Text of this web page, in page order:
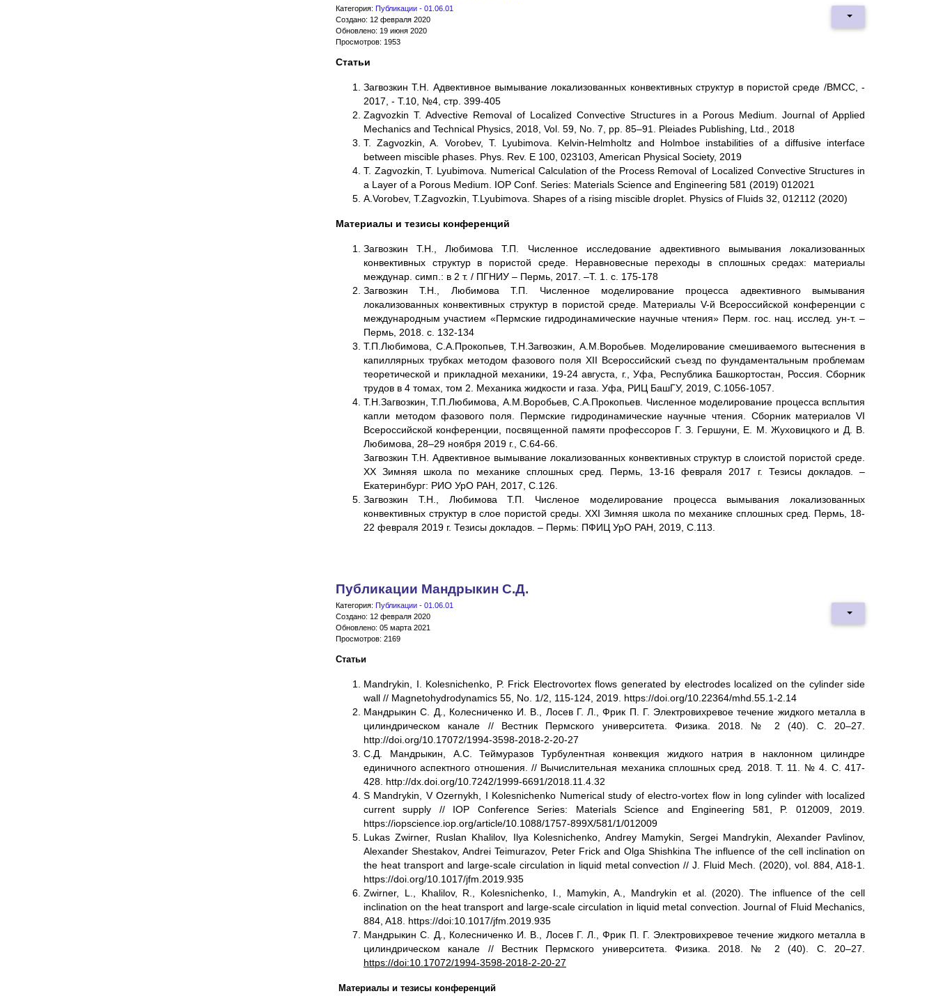
Категория: Публикации - 01.06.01
Создано: 12 февраля 2020
Обновлено: 19 июня 2020
Просмотров: 1953
Статьи
Загвозкин Т.Н. Адвективное вымывание локализованных конвективных структур в пористой среде /ВМСС, -
2017, - T.10, №4, стр. 399-405
Zagvozkin T. Advective Removal of Localized Convective Structures in a Porous Medium. Journal of Applied
Mechanics and Technical Physics, 2018, Vol. 59, No. 7, pp. 85–91. Pleiades Publishing, Ltd., 2018
T. Zagvozkin, A. Vorobev, T. Lyubimova. Kelvin-Helmholtz and Holmboe instabilities of a diffusive interface
between miscible phases. Phys. Rev. E 100, 023103, American Physical Society, 2019
T. Zagvozkin, T. Lyubimova. Numerical Calculation of the Process Removal of Localized Convective Structures in
a Layer of a Porous Medium. IOP Conf. Series: Materials Science and Engineering 581 (2019) 012021
A.Vorobev, T.Zagvozkin, T.Lyubimova. Shapes of a rising miscible droplet. Physics of Fluids 32, 012112 (2020)
Материалы и тезисы конференций
Загвозкин Т.Н., Любимова Т.П. Численное исследование адвективного вымывания локализованных
конвективных структур в пористой среде. Неравновесные переходы в сплошных средах: материалы
междунар. симп.: в 2 т. / ПГНИУ – Пермь, 2017. –Т. 1. с. 175-178
Загвозкин Т.Н., Любимова Т.П. Численное моделирование процесса адвективного вымывания
локализованных конвективных структур в пористой среде. Материалы V-й Всероссийской конференции с
международным участием «Пермские гидродинамические научные чтения» Перм. гос. нац. исслед. ун-т. –
Пермь, 2018. с. 132-134
Т.П.Любимова, С.А.Прокопьев, Т.Н.Загвозкин, А.М.Воробьев. Моделирование смешиваемого вытеснения в
капиллярных трубках методом фазового поля XII Всероссийский съезд по фундаментальным проблемам
теоретической и прикладной механики, 19-24 августа, г., Уфа, Республика Башкортостан, Россия. Сборник
трудов в 4 томах, том 2. Механика жидкости и газа. Уфа, РИЦ БашГУ, 2019, С.1056-1057.
Т.Н.Загвозкин, Т.П.Любимова, А.М.Воробьев, С.А.Прокопьев. Численное моделирование процесса всплытия
капли методом фазового поля. Пермские гидродинамические научные чтения. Сборник материалов VI
Всероссийской конференции, посвященной памяти профессоров Г. З. Гершуни, Е. М. Жуховицкого и Д. В.
Любимова, 28–29 ноября 2019 г., С.64-66.
Загвозкин Т.Н. Адвективное вымывание локализованных конвективных структур в слоистой пористой среде.
ХХ Зимняя школа по механике сплошных сред. Пермь, 13-16 февраля 2017 г. Тезисы докладов. –
Екатеринбург: РИО УрО РАН, 2017, С.126.
Загвозкин Т.Н., Любимова Т.П. Численое моделирование процесса вымывания локализованных
конвективных структур в слое пористой среды. ХХI Зимняя школа по механике сплошных сред. Пермь, 18-
22 февраля 2019 г. Тезисы докладов. – Пермь: ПФИЦ УрО РАН, 2019, С.113.
Публикации Мандрыкин С.Д.
Категория: Публикации - 01.06.01
Создано: 12 февраля 2020
Обновлено: 05 марта 2021
Просмотров: 2169
Статьи
Mandrykin, I. Kolesnichenko, P. Frick Electrovortex flows generated by electrodes localized on the cylinder side
wall // Magnetohydrodynamics 55, No. 1/2, 115-124, 2019. https://doi.org/10.22364/mhd.55.1-2.14
Мандрыкин С. Д., Колесниченко И. В., Лосев Г. Л., Фрик П. Г. Электровихревое течение жидкого металла в
цилиндрическом канале // Вестник Пермского университета. Физика. 2018. № 2 (40). С. 20–27.
http://doi.org/10.17072/1994-3598-2018-2-20-27
С.Д. Мандрыкин, А.С. Теймуразов Турбулентная конвекция жидкого натрия в наклонном цилиндре
единичного аспектного отношения. // Вычислительная механика сплошных сред. 2018. Т. 11. № 4. С. 417-
428. http://dx.doi.org/10.7242/1999-6691/2018.11.4.32
S Mandrykin, V Ozernykh, I Kolesnichenko Numerical study of electro-vortex flow in long cylinder with localized
current supply // IOP Conference Series: Materials Science and Engineering 581, P. 012009, 2019.
https://iopscience.iop.org/article/10.1088/1757-899X/581/1/012009
Lukas Zwirner, Ruslan Khalilov, Ilya Kolesnichenko, Andrey Mamykin, Sergei Mandrykin, Alexander Pavlinov,
Alexander Shestakov, Andrei Teimurazov, Peter Frick and Olga Shishkina The influence of the cell inclination on
the heat transport and large-scale circulation in liquid metal convection // J. Fluid Mech. (2020), vol. 884, A18-1.
https://doi.org/10.1017/jfm.2019.935
Zwirner, L., Khalilov, R., Kolesnichenko, I., Mamykin, A., Mandrykin et al. (2020). The influence of the cell
inclination on the heat transport and large-scale circulation in liquid metal convection. Journal of Fluid Mechanics,
884, A18. https://doi:10.1017/jfm.2019.935
Мандрыкин С. Д., Колесниченко И. В., Лосев Г. Л., Фрик П. Г. Электровихревое течение жидкого металла в
цилиндрическом канале // Вестник Пермского университета. Физика. 2018. № 2 (40). С. 20–27.
https://doi:10.17072/1994-3598-2018-2-20-27
Материалы и тезисы конференций